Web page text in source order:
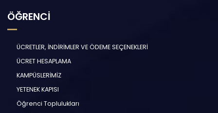
ÖĞRENCİ
ÜCRETLER, İNDİRİMLER VE ÖDEME SEÇENEKLERİ
ÜCRET HESAPLAMA
KAMPÜSLERİMİZ
YETENEK KAPISI
Öğrenci Toplulukları